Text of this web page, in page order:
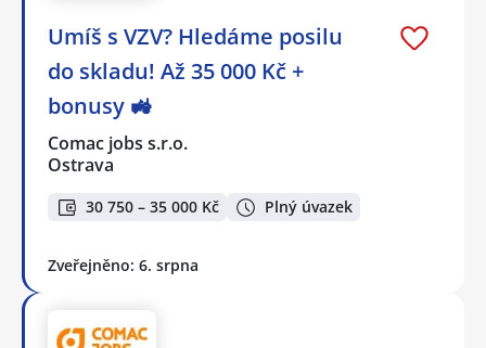
Umíš s VZV? Hledáme posilu
do skladu! Až 35 000 Kč +
bonusy 🚜
Comac jobs s.r.o.
Ostrava
30 750 – 35 000 Kč Plný úvazek
Zveřejněno: 6. srpna